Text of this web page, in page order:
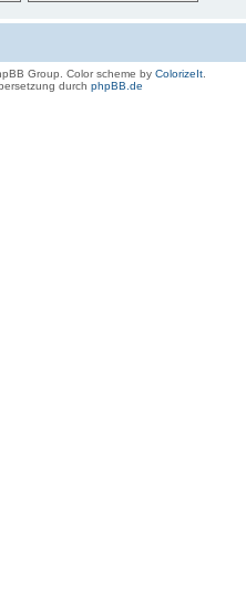
Group. Color scheme by ColorizeIt.
durch phpBB.de